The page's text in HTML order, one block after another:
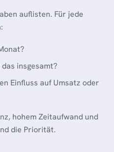
auflisten. Für jede
insgesamt?
Einfluss auf Umsatz oder
hohem Zeitaufwand und
die Priorität.